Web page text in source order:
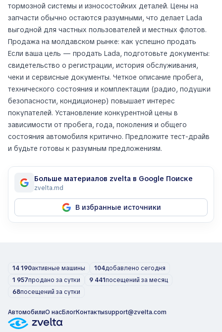
тормозной системы и износостойких деталей. Цены на
запчасти обычно остаются разумными, что делает Lada
выгодной для частных пользователей и местных флотов.
Продажа на молдавском рынке: как успешно продать
Если ваша цель — продать Lada, подготовьте документы:
свидетельство о регистрации, история обслуживания,
чеки и сервисные документы. Четкое описание пробега,
технического состояния и комплектации (радио, подушки
безопасности, кондиционер) повышает интерес
покупателей. Установление конкурентной цены в
зависимости от пробега, года, поколения и общего
состояния автомобиля критично. Предложите тест-драйв
и будьте готовы к разумным предложениям.
Больше материалов zvelta в Google Поиске
zvelta.md
В избранные источники
14 190активные машины 104добавлено сегодня
1 957продано за сутки 9 441посещений за месяц
68посещений за сутки
АвтомобилиО насБлогКонтактыsupport@zvelta.com